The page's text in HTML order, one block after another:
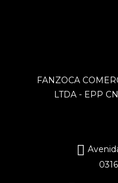
FANZOCA
LTDA - EPP